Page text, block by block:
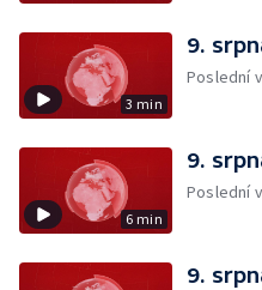
3 min
9.
Poslední
6 min
9.
Poslední
9.